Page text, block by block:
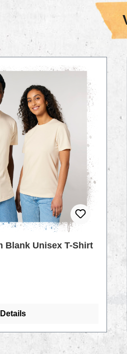
Blank Unisex T-Shirt
Details